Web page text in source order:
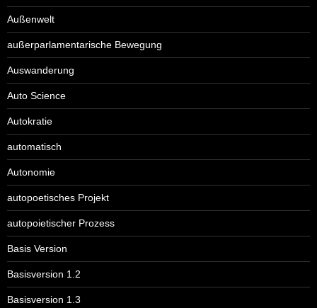
Außenwelt
außerparlamentarische Bewegung
Auswanderung
Auto Science
Autokratie
automatisch
Autonomie
autopoetisches Projekt
autopoietischer Prozess
Basis Version
Basisversion 1.2
Basisversion 1.3